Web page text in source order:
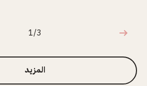
1 من 3
1/3
المزيد